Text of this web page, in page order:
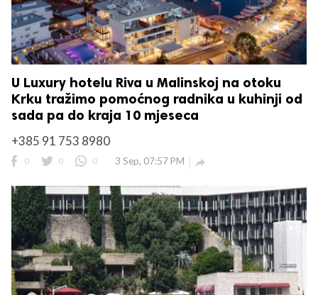
U Luxury hotelu Riva u Malinskoj na otoku
Krku tražimo pomoćnog radnika u kuhinji od
sada pa do kraja 10 mjeseca
+385 91 753 8980
0 0 0 3 Sep, 07:57 PM 